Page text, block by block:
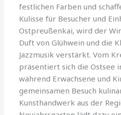
festlichen Farben und
Kulisse für Besucher und
Ostpreußenkai, wird der
Duft von Glühwein und die
Jazzmusik verstärkt. Vom
präsentiert sich die Ostsee
während Erwachsene und
gemeinsamen Besuch
Kunsthandwerk aus der